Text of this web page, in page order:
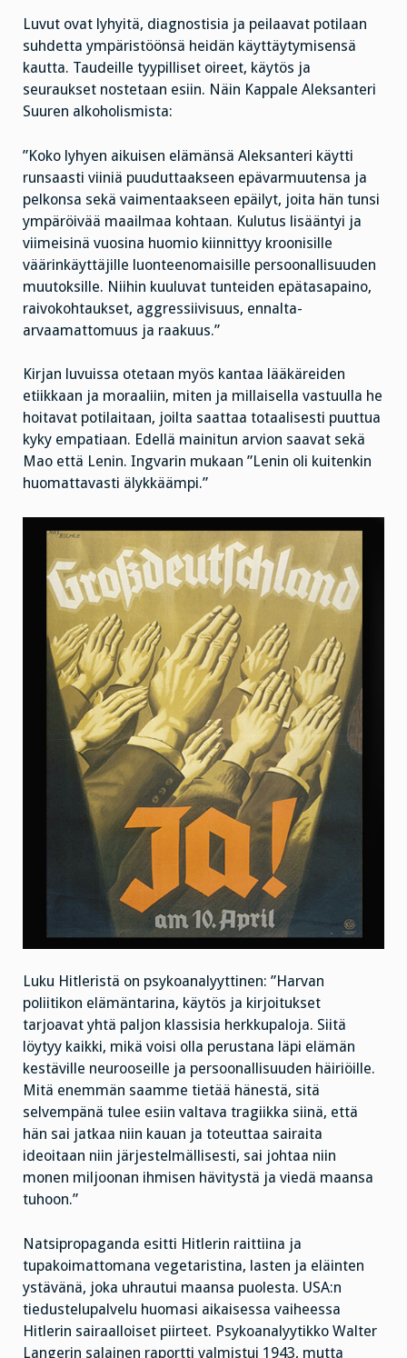
Luvut ovat lyhyitä, diagnostisia ja peilaavat potilaan
suhdetta ympäristöönsä heidän käyttäytymisensä
kautta. Taudeille tyypilliset oireet, käytös ja
seuraukset nostetaan esiin. Näin Kappale Aleksanteri
Suuren alkoholismista:
”Koko lyhyen aikuisen elämänsä Aleksanteri käytti
runsaasti viiniä puuduttaakseen epävarmuutensa ja
pelkonsa sekä vaimentaakseen epäilyt, joita hän tunsi
ympäröivää maailmaa kohtaan. Kulutus lisääntyi ja
viimeisinä vuosina huomio kiinnittyy kroonisille
väärinkäyttäjille luonteenomaisille persoonallisuuden
muutoksille. Niihin kuuluvat tunteiden epätasapaino,
raivokohtaukset, aggressiivisuus, ennalta-
arvaamattomuus ja raakuus.”
Kirjan luvuissa otetaan myös kantaa lääkäreiden
etiikkaan ja moraaliin, miten ja millaisella vastuulla he
hoitavat potilaitaan, joilta saattaa totaalisesti puuttua
kyky empatiaan. Edellä mainitun arvion saavat sekä
Mao että Lenin. Ingvarin mukaan ”Lenin oli kuitenkin
huomattavasti älykkäämpi.”
Luku Hitleristä on psykoanalyyttinen: ”Harvan
poliitikon elämäntarina, käytös ja kirjoitukset
tarjoavat yhtä paljon klassisia herkkupaloja. Siitä
löytyy kaikki, mikä voisi olla perustana läpi elämän
kestäville neurooseille ja persoonallisuuden häiriöille.
Mitä enemmän saamme tietää hänestä, sitä
selvempänä tulee esiin valtava tragiikka siinä, että
hän sai jatkaa niin kauan ja toteuttaa sairaita
ideoitaan niin järjestelmällisesti, sai johtaa niin
monen miljoonan ihmisen hävitystä ja viedä maansa
tuhoon.”
Natsipropaganda esitti Hitlerin raittiina ja
tupakoimattomana vegetaristina, lasten ja eläinten
ystävänä, joka uhrautui maansa puolesta. USA:n
tiedustelupalvelu huomasi aikaisessa vaiheessa
Hitlerin sairaalloiset piirteet. Psykoanalyytikko Walter
Langerin salainen raportti valmistui 1943, mutta